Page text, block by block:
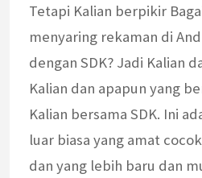
Tetapi Kalian berpikir
menyaring rekaman di
dengan SDK? Jadi Kalian
Kalian dan apapun yang
Kalian bersama SDK. Ini
luar biasa yang amat
dan yang lebih baru dan